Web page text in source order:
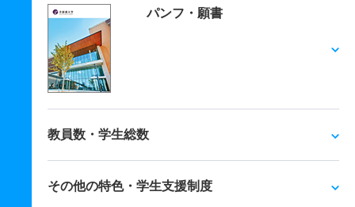
パンフ・願書
教員数・学生総数
その他の特色・学生支援制度